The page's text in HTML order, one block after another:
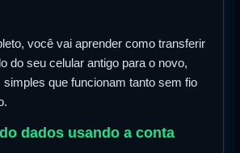
você vai aprender como transferir
do seu celular antigo para o novo,
simples que funcionam tanto sem fio
dados usando a conta